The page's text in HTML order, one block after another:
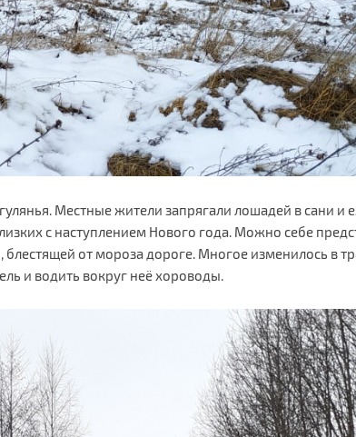
Местные жители запрягали лошадей в сани и
с наступлением Нового года. Можно себе
от мороза дороге. Многое изменилось в
и водить вокруг неё хороводы.